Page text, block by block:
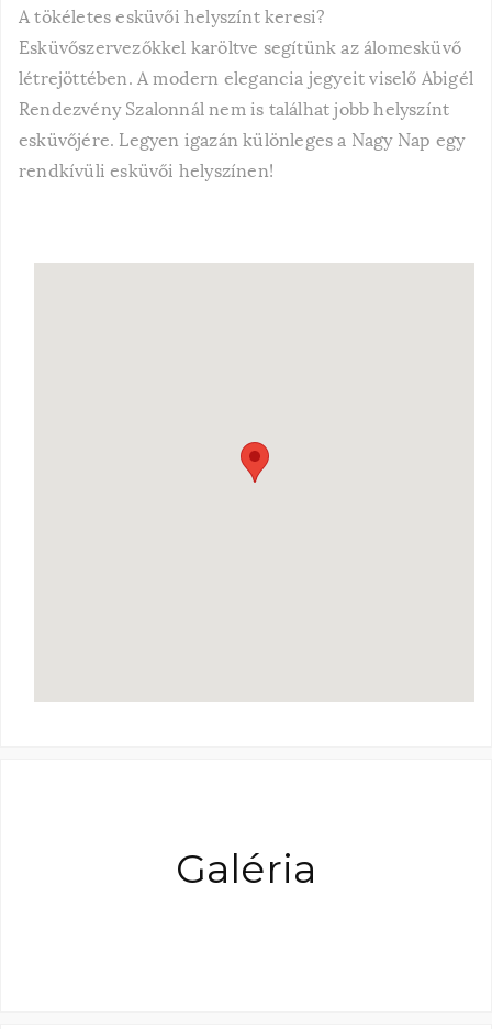
A tökéletes esküvői helyszínt keresi?
Esküvőszervezőkkel karöltve segítünk az álomesküvő
létrejöttében. A modern elegancia jegyeit viselő Abigél
Rendezvény Szalonnál nem is találhat jobb helyszínt
esküvőjére. Legyen igazán különleges a Nagy Nap egy
rendkívüli esküvői helyszínen!
Galéria